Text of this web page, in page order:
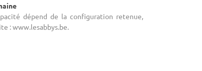
dépend de la configuration retenue,
: www.lesabbys.be.